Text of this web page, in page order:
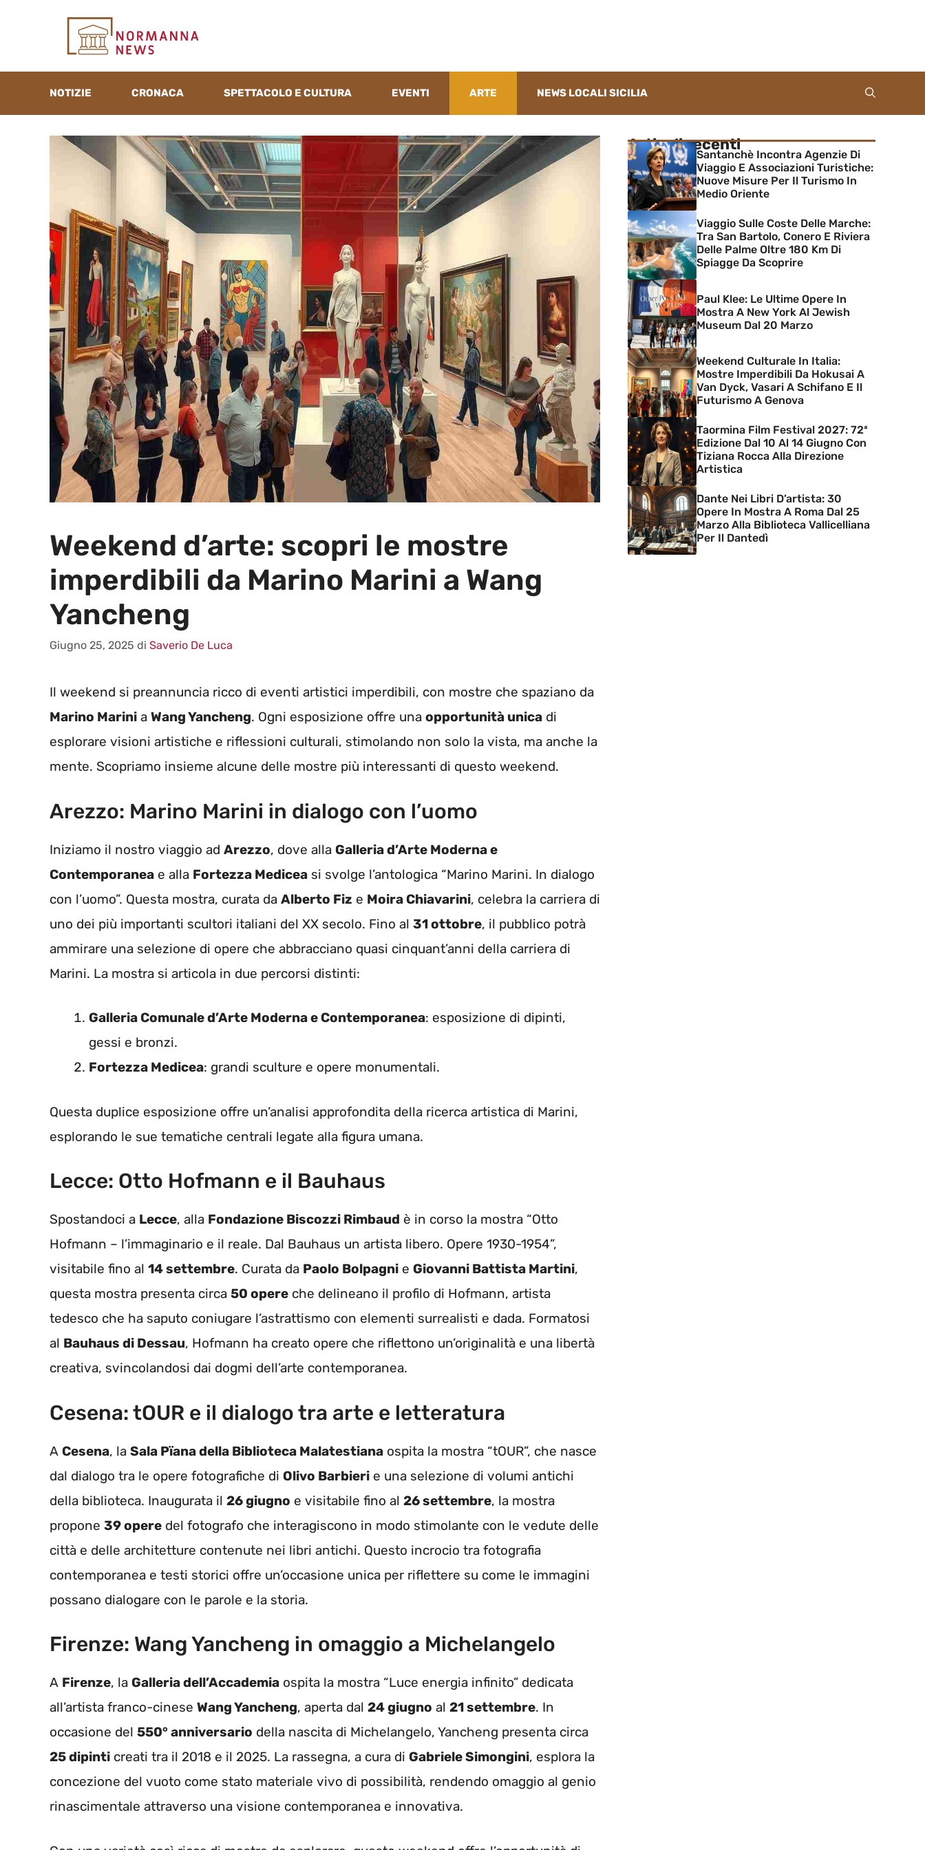
NOTIZIE CRONACA SPETTACOLO E CULTURA EVENTI ARTE NEWS LOCALI SICILIA
Weekend d’arte: scopri le mostre
imperdibili da Marino Marini a Wang
Yancheng
Giugno 25, 2025 di Saverio De Luca
Il weekend si preannuncia ricco di eventi artistici imperdibili, con mostre che spaziano da
Marino Marini a Wang Yancheng. Ogni esposizione offre una opportunità unica di
esplorare visioni artistiche e riflessioni culturali, stimolando non solo la vista, ma anche la
mente. Scopriamo insieme alcune delle mostre più interessanti di questo weekend.
Arezzo: Marino Marini in dialogo con l’uomo
Iniziamo il nostro viaggio ad Arezzo, dove alla Galleria d’Arte Moderna e
Contemporanea e alla Fortezza Medicea si svolge l’antologica “Marino Marini. In dialogo
con l’uomo”. Questa mostra, curata da Alberto Fiz e Moira Chiavarini, celebra la carriera di
uno dei più importanti scultori italiani del XX secolo. Fino al 31 ottobre, il pubblico potrà
ammirare una selezione di opere che abbracciano quasi cinquant’anni della carriera di
Marini. La mostra si articola in due percorsi distinti:
Galleria Comunale d’Arte Moderna e Contemporanea: esposizione di dipinti,
gessi e bronzi.
Fortezza Medicea: grandi sculture e opere monumentali.
Questa duplice esposizione offre un’analisi approfondita della ricerca artistica di Marini,
esplorando le sue tematiche centrali legate alla figura umana.
Lecce: Otto Hofmann e il Bauhaus
Spostandoci a Lecce, alla Fondazione Biscozzi Rimbaud è in corso la mostra “Otto
Hofmann – l’immaginario e il reale. Dal Bauhaus un artista libero. Opere 1930-1954”,
visitabile fino al 14 settembre. Curata da Paolo Bolpagni e Giovanni Battista Martini,
questa mostra presenta circa 50 opere che delineano il profilo di Hofmann, artista
tedesco che ha saputo coniugare l’astrattismo con elementi surrealisti e dada. Formatosi
al Bauhaus di Dessau, Hofmann ha creato opere che riflettono un’originalità e una libertà
creativa, svincolandosi dai dogmi dell’arte contemporanea.
Cesena: tOUR e il dialogo tra arte e letteratura
A Cesena, la Sala Pïana della Biblioteca Malatestiana ospita la mostra “tOUR”, che nasce
dal dialogo tra le opere fotografiche di Olivo Barbieri e una selezione di volumi antichi
della biblioteca. Inaugurata il 26 giugno e visitabile fino al 26 settembre, la mostra
propone 39 opere del fotografo che interagiscono in modo stimolante con le vedute delle
città e delle architetture contenute nei libri antichi. Questo incrocio tra fotografia
contemporanea e testi storici offre un’occasione unica per riflettere su come le immagini
possano dialogare con le parole e la storia.
Firenze: Wang Yancheng in omaggio a Michelangelo
A Firenze, la Galleria dell’Accademia ospita la mostra “Luce energia infinito” dedicata
all’artista franco-cinese Wang Yancheng, aperta dal 24 giugno al 21 settembre. In
occasione del 550° anniversario della nascita di Michelangelo, Yancheng presenta circa
25 dipinti creati tra il 2018 e il 2025. La rassegna, a cura di Gabriele Simongini, esplora la
concezione del vuoto come stato materiale vivo di possibilità, rendendo omaggio al genio
rinascimentale attraverso una visione contemporanea e innovativa.
Articoli recenti
Santanchè Incontra Agenzie Di
Viaggio E Associazioni Turistiche:
Nuove Misure Per Il Turismo In
Medio Oriente
Viaggio Sulle Coste Delle Marche:
Tra San Bartolo, Conero E Riviera
Delle Palme Oltre 180 Km Di
Spiagge Da Scoprire
Paul Klee: Le Ultime Opere In
Mostra A New York Al Jewish
Museum Dal 20 Marzo
Weekend Culturale In Italia:
Mostre Imperdibili Da Hokusai A
Van Dyck, Vasari A Schifano E Il
Futurismo A Genova
Taormina Film Festival 2027: 72ª
Edizione Dal 10 Al 14 Giugno Con
Tiziana Rocca Alla Direzione
Artistica
Dante Nei Libri D’artista: 30
Opere In Mostra A Roma Dal 25
Marzo Alla Biblioteca Vallicelliana
Per Il Dantedì